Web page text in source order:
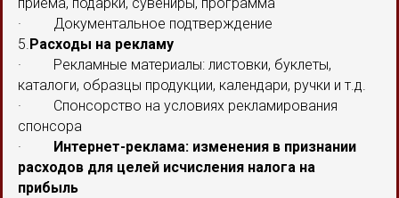
· Документальное подтверждение
5.Расходы на рекламу
· Рекламные материалы: листовки, буклеты,
каталоги, образцы продукции, календари, ручки и т.д.
· Спонсорство на условиях рекламирования
спонсора
· Интернет-реклама: изменения в признании
расходов для целей исчисления налога на
прибыль